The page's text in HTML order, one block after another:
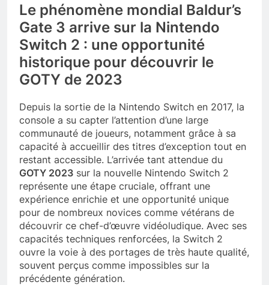
Le phénomène mondial Baldur’s
Gate 3 arrive sur la Nintendo
Switch 2 : une opportunité
historique pour découvrir le
GOTY de 2023
Depuis la sortie de la Nintendo Switch en 2017, la
console a su capter l’attention d’une large
communauté de joueurs, notamment grâce à sa
capacité à accueillir des titres d’exception tout en
restant accessible. L’arrivée tant attendue du
GOTY 2023 sur la nouvelle Nintendo Switch 2
représente une étape cruciale, offrant une
expérience enrichie et une opportunité unique
pour de nombreux novices comme vétérans de
découvrir ce chef-d’œuvre vidéoludique. Avec ses
capacités techniques renforcées, la Switch 2
ouvre la voie à des portages de très haute qualité,
souvent perçus comme impossibles sur la
précédente génération.